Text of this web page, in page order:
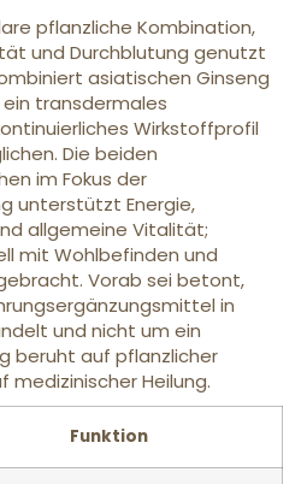
pflanzliche Kombination,
und Durchblutung genutzt
asiatischen Ginseng
transdermales
Wirkstoffprofil
Die beiden
im Fokus der
unterstützt Energie,
allgemeine Vitalität;
mit Wohlbefinden und
Vorab sei betont,
in
und nicht um ein
beruht auf pflanzlicher
Heilung.
Funktion